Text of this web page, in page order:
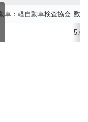
車：軽自動車検査協会 数